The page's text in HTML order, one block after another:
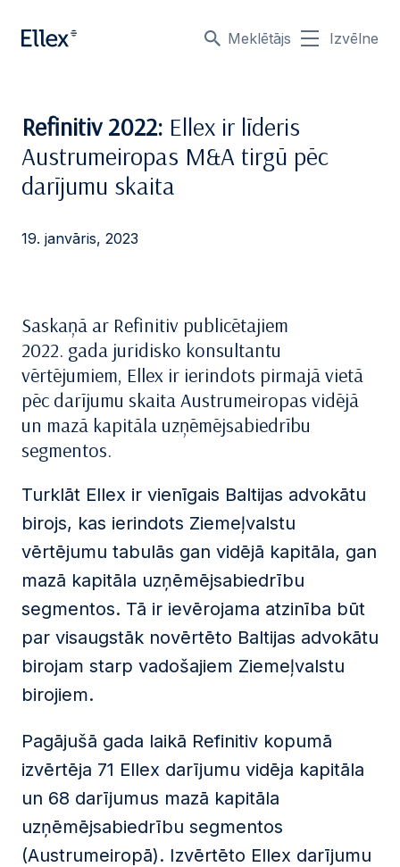
Meklētājs Izvēlne
Refinitiv 2022: Ellex ir līderis
Austrumeiropas M&A tirgū pēc
darījumu skaita
19. janvāris, 2023
Saskaņā ar Refinitiv publicētajiem
2022. gada juridisko konsultantu
vērtējumiem, Ellex ir ierindots pirmajā vietā
pēc darījumu skaita Austrumeiropas vidējā
un mazā kapitāla uzņēmējsabiedrību
segmentos.
Turklāt Ellex ir vienīgais Baltijas advokātu
birojs, kas ierindots Ziemeļvalstu
vērtējumu tabulās gan vidējā kapitāla, gan
mazā kapitāla uzņēmējsabiedrību
segmentos. Tā ir ievērojama atzinība būt
par visaugstāk novērtēto Baltijas advokātu
birojam starp vadošajiem Ziemeļvalstu
birojiem.
Pagājušā gada laikā Refinitiv kopumā
izvērtēja 71 Ellex darījumu vidēja kapitāla
un 68 darījumus mazā kapitāla
uzņēmējsabiedrību segmentos
(Austrumeiropā). Izvērtēto Ellex darījumu